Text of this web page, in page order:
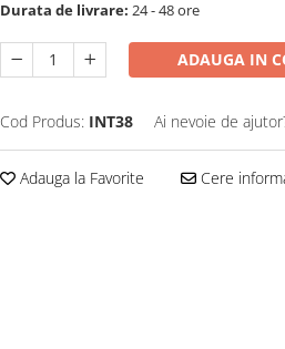
Durata de livrare: 24 - 48 ore
ADAUGA IN
Cod Produs: INT38 Ai nevoie de
Adauga la Favorite Cere